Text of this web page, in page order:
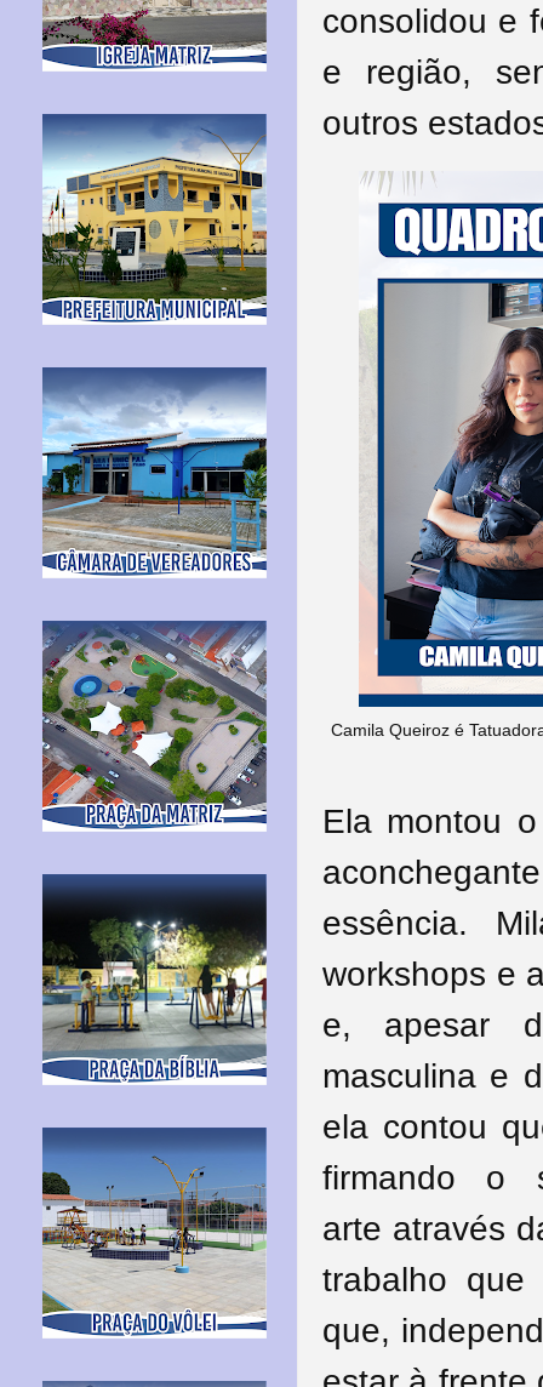
consolidou e
e região,
outros
Camila Queiroz é
Ela montou
essência.
workshops e
e, apesar
masculina e
ela contou
firmando o
arte através
trabalho que
que,